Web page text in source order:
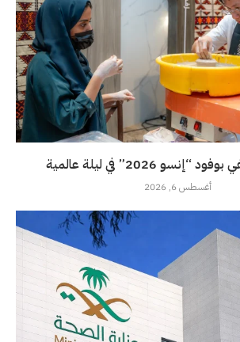
2026” في ليلة عالمية
أغسطس 6, 2026